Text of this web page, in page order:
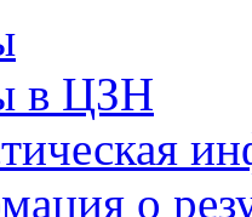
в ЦЗН
о